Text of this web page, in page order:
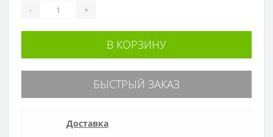
- +
В КОРЗИНУ
БЫСТРЫЙ ЗАКАЗ
Доставка